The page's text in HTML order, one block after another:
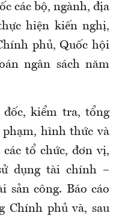
các bộ, ngành, địa
hiện kiến nghị,
phủ, Quốc hội
ngân sách năm
kiểm tra, tổng
hình thức và
tổ chức, đơn vị,
dụng tài chính –
sản công. Báo cáo
Chính phủ và, sau